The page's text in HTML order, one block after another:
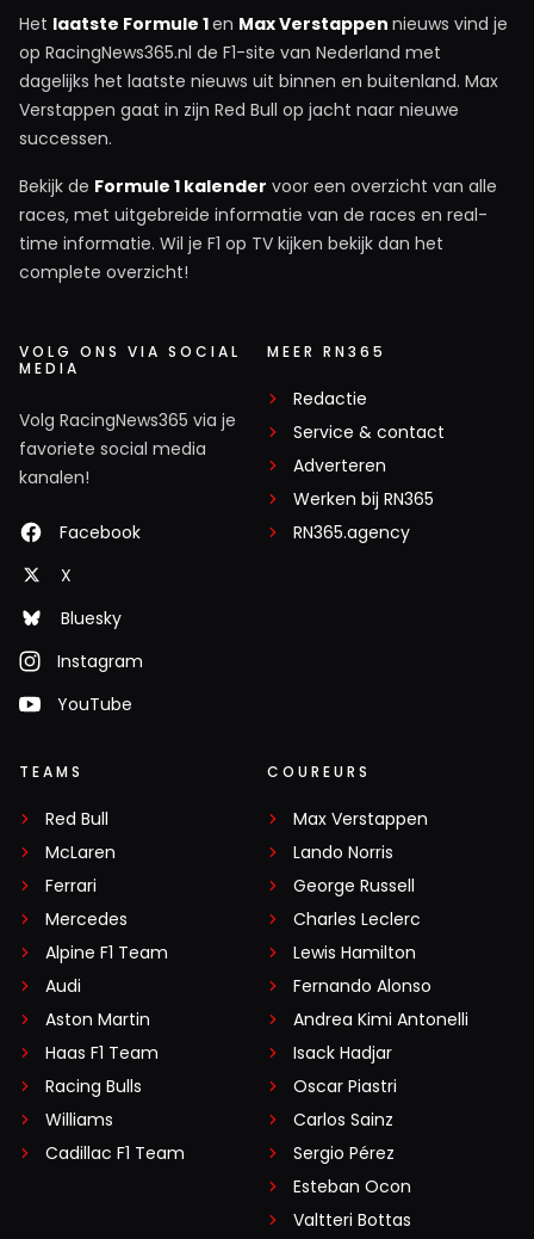
Het laatste Formule 1en Max Verstappen nieuws vind je
op RacingNews365.nl de F1-site van Nederland met
dagelijks het laatste nieuws uit binnen en buitenland. Max
Verstappen gaat in zijn Red Bull op jacht naar nieuwe
successen.
Bekijk de Formule 1 kalender voor een overzicht van alle
races, met uitgebreide informatie van de races en real-
time informatie. Wil je F1 op TV kijken bekijk dan het
complete overzicht!
VOLG ONS VIA SOCIAL
MEDIA
Volg RacingNews365 via je
favoriete social media
kanalen!
Facebook
X
Bluesky
Instagram
YouTube
MEER RN365
Redactie
Service & contact
Adverteren
Werken bij RN365
RN365.agency
TEAMS
Red Bull
McLaren
Ferrari
Mercedes
Alpine F1 Team
Audi
Aston Martin
Haas F1 Team
Racing Bulls
Williams
Cadillac F1 Team
COUREURS
Max Verstappen
Lando Norris
George Russell
Charles Leclerc
Lewis Hamilton
Fernando Alonso
Andrea Kimi Antonelli
Isack Hadjar
Oscar Piastri
Carlos Sainz
Sergio Pérez
Esteban Ocon
Valtteri Bottas